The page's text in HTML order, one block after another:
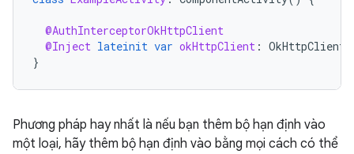
@AuthInterceptorOkHttpClient
@Inject lateinit var okHttpClient : OkHttpClient
}
Phương pháp hay nhất là nếu bạn thêm bộ hạn định vào
một loại, hãy thêm bộ hạn định vào bằng mọi cách có thể